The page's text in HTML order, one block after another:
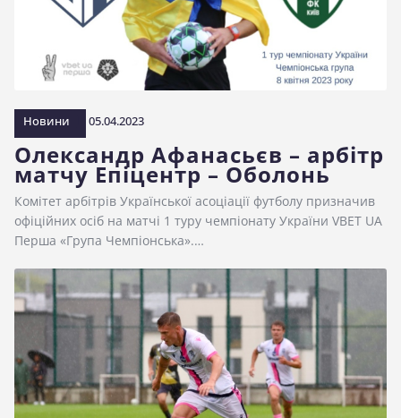
Новини 05.04.2023
Олександр Афанасьєв – арбітр
матчу Епіцентр – Оболонь
Комітет арбітрів Української асоціації футболу призначив
офіційних осіб на матчі 1 туру чемпіонату України VBET UA
Перша «Група Чемпіонська».…